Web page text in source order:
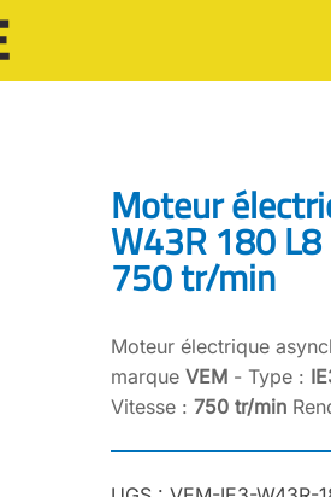
Moteur
W43R 180
750 tr/min
Moteur électrique
marque VEM - Type :
Vitesse : 750 tr/min